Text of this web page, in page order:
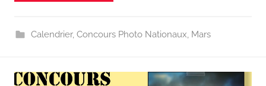
Calendrier, Concours Photo Nationaux, Mars